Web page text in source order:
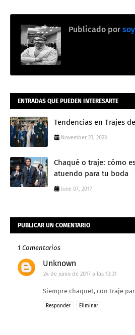
Publicado por
ENTRADAS QUE PUEDEN INTERESARTE
Tendencias en Trajes
November 23, 2023
Chaqué o traje: cómo
atuendo para tu boda
June 07, 2017
PUBLICAR UN COMENTARIO
1 Comentarios
Unknown
24 de junio de 2017 a las 13:31
Siempre chaquet, con traje
Responder Eliminar